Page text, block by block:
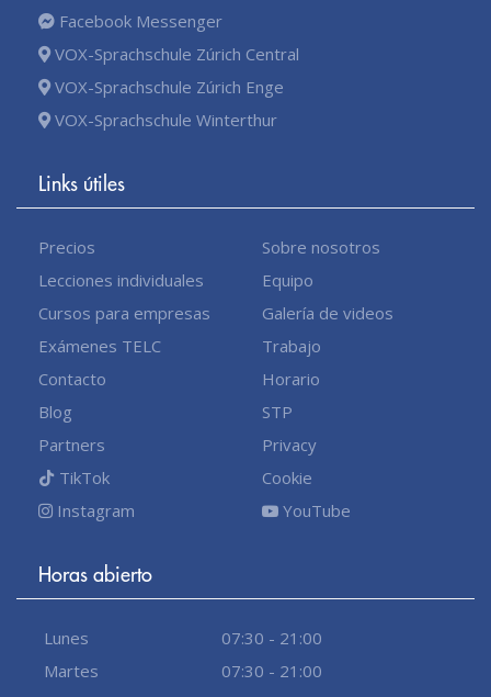
Facebook Messenger
VOX-Sprachschule Zúrich Central
VOX-Sprachschule Zúrich Enge
VOX-Sprachschule Winterthur
Links útiles
Precios
Lecciones individuales
Cursos para empresas
Exámenes TELC
Contacto
Blog
Partners
TikTok
Instagram
Sobre nosotros
Equipo
Galería de videos
Trabajo
Horario
STP
Privacy
Cookie
YouTube
Horas abierto
Lunes
07:30 - 21:00
Martes
07:30 - 21:00